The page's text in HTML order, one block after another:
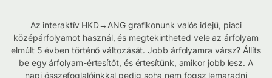
Az interaktív HKD→ANG grafikonunk valós idejű, piaci
középárfolyamot használ, és megtekintheted vele az árfolyam
elmúlt 5 évben történő változását. Jobb árfolyamra vársz? Állíts
be egy árfolyam-értesítőt, és értesítünk, amikor jobb lesz. A
napi összefoglalóinkkal pedig soha nem fogsz lemaradni